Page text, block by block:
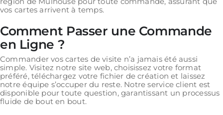
vos cartes arrivent à temps.
Comment Passer une Commande
en Ligne ?
Commander vos cartes de visite n’a jamais été aussi
simple. Visitez notre site web, choisissez votre format
préféré, téléchargez votre fichier de création et laissez
notre équipe s’occuper du reste. Notre service client est
disponible pour toute question, garantissant un processus
fluide de bout en bout.